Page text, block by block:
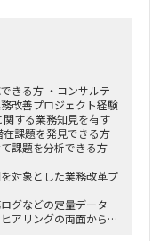
12月28日
周辺
ジェクト中盤は週3～
きる方 ・コンサルテ
改善プロジェクト経験
する業務知見を有す
課題を発見できる方
課題を分析できる方
対象とした業務改革プ
グなどの定量データ
アリングの両面から、